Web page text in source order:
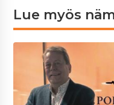
Lue myös